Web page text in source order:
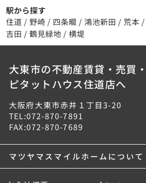
駅から探す
住道 / 野崎 / 四条畷 / 鴻池新田 / 荒本 /
吉田 / 鶴見緑地 / 横堤
大東市の不動産賃貸・売買
ピタットハウス住道店へ
大阪府大東市赤井１丁目3-20
TEL:072-870-7891
FAX:072-870-7689
マツヤマスマイルホームについて